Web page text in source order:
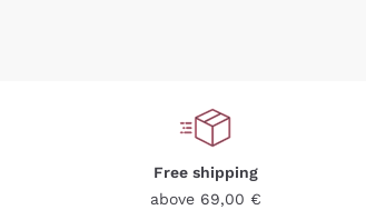
Free shipping
above 69,00 €